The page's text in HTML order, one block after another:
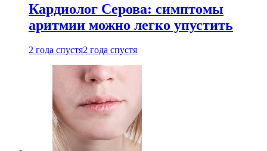
Кардиолог Серова: симптомы
аритмии можно легко упустить
2 года спустя2 года спустя